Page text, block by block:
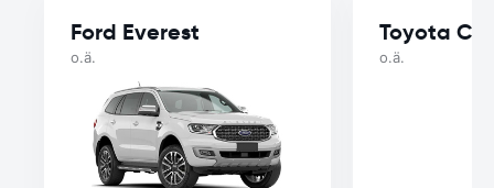
Ford Everest
o.ä.
Toyota
o.ä.